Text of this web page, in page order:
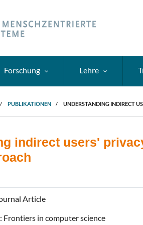
Forschung Lehre
/ PUBLIKATIONEN / UNDERSTANDING INDIRECT
indirect users'
Article
: Frontiers in computer science